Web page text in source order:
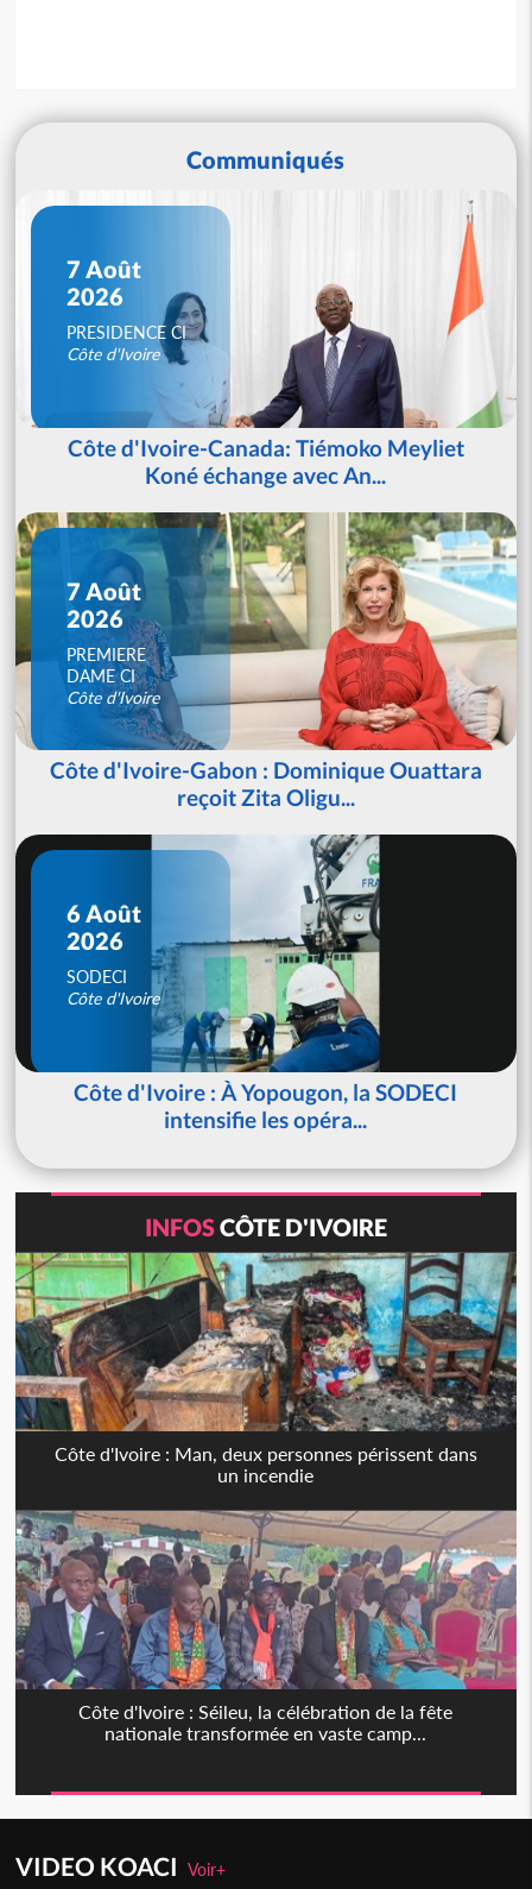
Communiqués
7 Août
2026
PRESIDENCE CI
Côte d'Ivoire
Côte d'Ivoire-Canada: Tiémoko Meyliet
Koné échange avec An...
7 Août
2026
PREMIERE
DAME CI
Côte d'Ivoire
Côte d'Ivoire-Gabon : Dominique Ouattara
reçoit Zita Oligu...
6 Août
2026
SODECI
Côte d'Ivoire
Côte d'Ivoire : À Yopougon, la SODECI
intensifie les opéra...
INFOSCÔTE D'IVOIRE
Côte d'Ivoire : Man, deux personnes périssent dans
un incendie
Côte d'Ivoire : Séileu, la célébration de la fête
nationale transformée en vaste camp...
VIDEO KOACIVoir+